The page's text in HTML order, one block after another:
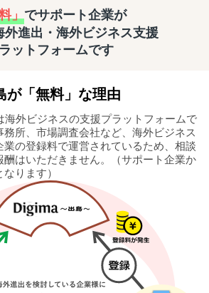
」 でサポート企業が
外進出・海外ビジネス支援
ットフォームです
が「無料」な理由
海外ビジネスの支援プラットフォームで
務所、市場調査会社など、海外ビジネス
業の登録料で運営されているため、相談
はいただきません。
（サポート企業か
ります）